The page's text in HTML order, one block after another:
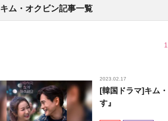
キム・オクビン記事一覧
1
2023.02.17
[韓国ドラマ]キム
す』